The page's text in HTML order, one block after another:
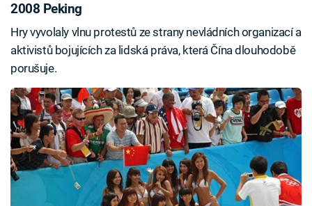
2008 Peking
Hry vyvolaly vlnu protestů ze strany nevládních organizací a
aktivistů bojujících za lidská práva, která Čína dlouhodobě
porušuje.